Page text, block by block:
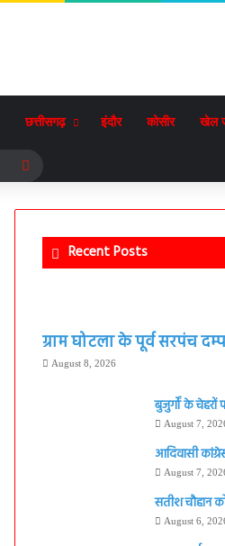
छत्तीसगढ़ इंदौर कोसीर खेल
Search
Recent Posts
ग्राम घोटला के पूर्व सरपंच
August 8, 2026
बुजुर्गों के चेहरों
August 7,
आदिवासी
August 7,
सतीश चौहान
August 6,